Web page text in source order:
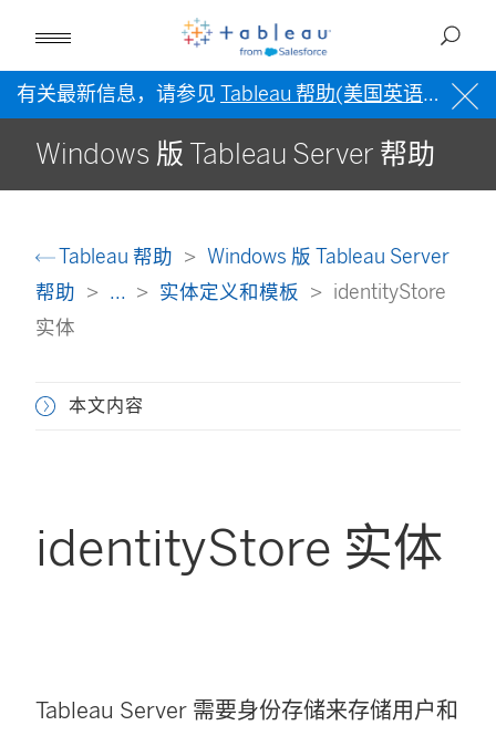
有关最新信息，请参见 Tableau 帮助(美国英语) 。
Windows 版 Tableau Server 帮助
Tableau 帮助
Windows 版 Tableau Server
帮助
... 实体定义和模板
identityStore
实体
本文内容
identityStore 实体
Tableau Server 需要身份存储来存储用户和